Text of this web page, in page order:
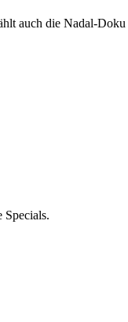
auch die Nadal-Doku
Specials.